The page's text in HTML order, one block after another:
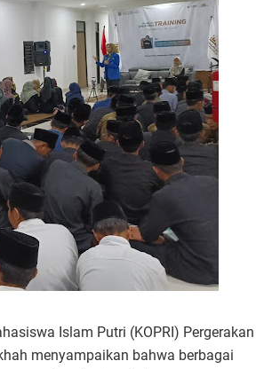
Islam Putri (KOPRI) Pergerakan
menyampaikan bahwa berbagai